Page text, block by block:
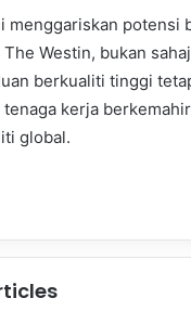
menggariskan potensi
Westin, bukan
berkualiti tinggi
tenaga kerja
global.